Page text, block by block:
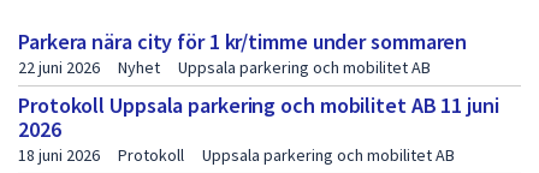
s
t
a
m
Parkera nära city för 1 kr/timme under sommaren
22 juni 2026 Nyhet Uppsala parkering och mobilitet AB
Protokoll Uppsala parkering och mobilitet AB 11 juni
2026
18 juni 2026 Protokoll Uppsala parkering och mobilitet AB